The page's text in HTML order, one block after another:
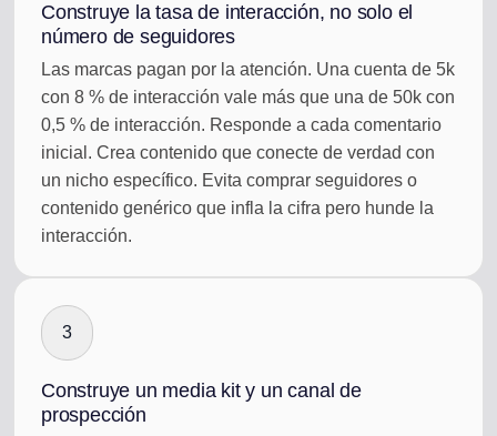
Construye la tasa de interacción, no solo el
número de seguidores
Las marcas pagan por la atención. Una cuenta de 5k
con 8 % de interacción vale más que una de 50k con
0,5 % de interacción. Responde a cada comentario
inicial. Crea contenido que conecte de verdad con
un nicho específico. Evita comprar seguidores o
contenido genérico que infla la cifra pero hunde la
interacción.
3
Construye un media kit y un canal de
prospección